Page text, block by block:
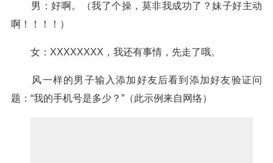
男：好啊。（我了个操，莫非我成功了？妹子好主动
啊！！！！）
女：XXXXXXXX，我还有事情，先走了哦。
风一样的男子输入添加好友后看到添加好友验证问
题：“我的手机号是多少？”（此示例来自网络）